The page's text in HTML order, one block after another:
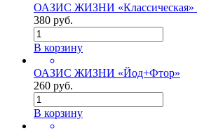
ОАЗИС ЖИЗНИ «Классическая»
380 руб.
В корзину
ОАЗИС ЖИЗНИ «Йод+Фтор»
260 руб.
В корзину